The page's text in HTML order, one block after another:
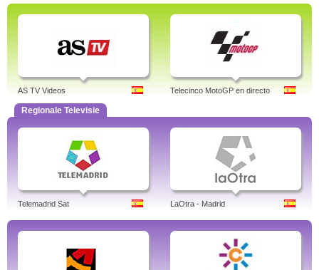
AS TV Videos Telecinco MotoGP en directo
Regionale Televisie
Telemadrid Sat LaOtra - Madrid